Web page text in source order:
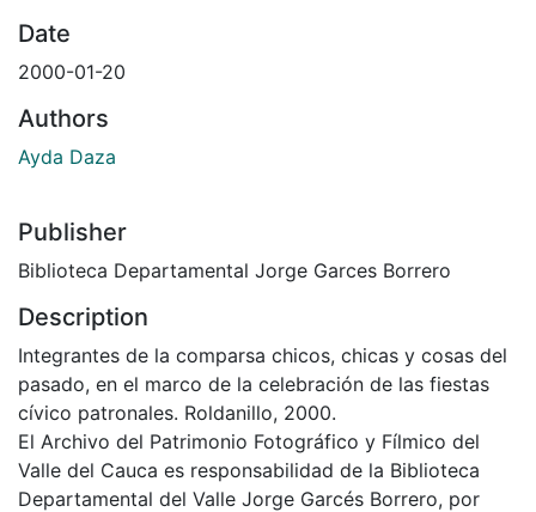
Date
2000-01-20
Authors
Ayda Daza
Publisher
Biblioteca Departamental Jorge Garces Borrero
Description
Integrantes de la comparsa chicos, chicas y cosas del
pasado, en el marco de la celebración de las fiestas
cívico patronales. Roldanillo, 2000.
El Archivo del Patrimonio Fotográfico y Fílmico del
Valle del Cauca es responsabilidad de la Biblioteca
Departamental del Valle Jorge Garcés Borrero, por